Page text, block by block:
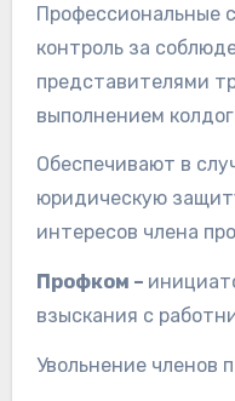
Профессиональные
контроль за
представителями
выполнением
Обеспечивают в
юридическую
интересов члена
Профком –
взыскания с
Увольнение членов